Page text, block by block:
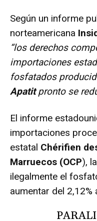
Según un informe
norteamericana
“los derechos
importaciones
fosfatados
Apatitpronto se
El informe
importaciones
estatal Chérifien
Marruecos (OCP),
ilegalmente el
aumentar del 2,12%